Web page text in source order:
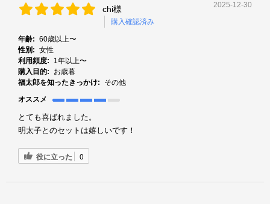
chi様
購入確認済み
2025-12-30
年齢: 60歳以上〜
性別: 女性
利用頻度:
1年以上〜
購入目的:
お歳暮
福太郎を知ったきっかけ:
その他
オススメ
とても喜ばれました。
明太子とのセットは嬉しいです！
役に立った 0